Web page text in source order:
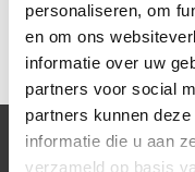
personaliseren, om
en om ons
informatie over uw
partners voor social
partners kunnen
informatie die u aan
verzameld op basis